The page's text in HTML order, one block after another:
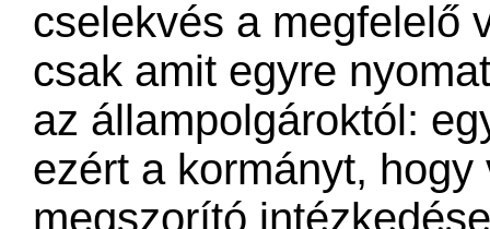
cselekvés a megfelelő
csak amit egyre
az állampolgároktól:
ezért a kormányt,
megszorító